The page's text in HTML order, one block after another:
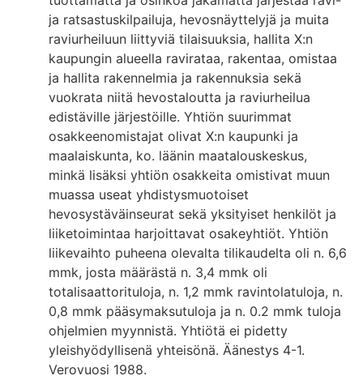
ja ratsastuskilpailuja, hevosnäyttelyjä ja muita
raviurheiluun liittyviä tilaisuuksia, hallita X:n
kaupungin alueella ravirataa, rakentaa, omistaa
ja hallita rakennelmia ja rakennuksia sekä
vuokrata niitä hevostaloutta ja raviurheilua
edistäville järjestöille. Yhtiön suurimmat
osakkeenomistajat olivat X:n kaupunki ja
maalaiskunta, ko. läänin maatalouskeskus,
minkä lisäksi yhtiön osakkeita omistivat muun
muassa useat yhdistysmuotoiset
hevosystäväinseurat sekä yksityiset henkilöt ja
liiketoimintaa harjoittavat osakeyhtiöt. Yhtiön
liikevaihto puheena olevalta tilikaudelta oli n. 6,6
mmk, josta määrästä n. 3,4 mmk oli
totalisaattorituloja, n. 1,2 mmk ravintolatuloja, n.
0,8 mmk pääsymaksutuloja ja n. 0.2 mmk tuloja
ohjelmien myynnistä. Yhtiötä ei pidetty
yleishyödyllisenä yhteisönä. Äänestys 4-1.
Verovuosi 1988.